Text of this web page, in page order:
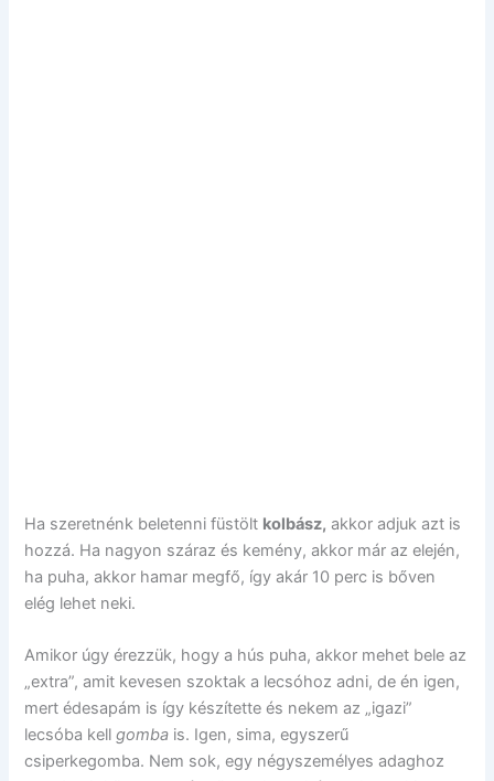
Ha szeretnénk beletenni füstölt kolbász, akkor adjuk azt is
hozzá. Ha nagyon száraz és kemény, akkor már az elején,
ha puha, akkor hamar megfő, így akár 10 perc is bőven
elég lehet neki.
Amikor úgy érezzük, hogy a hús puha, akkor mehet bele az
„extra”, amit kevesen szoktak a lecsóhoz adni, de én igen,
mert édesapám is így készítette és nekem az „igazi”
lecsóba kellgomba is. Igen, sima, egyszerű
csiperkegomba. Nem sok, egy négyszemélyes adaghoz